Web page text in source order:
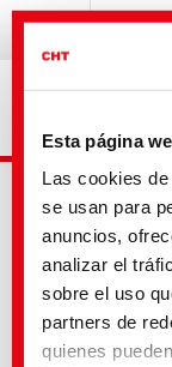
Esta página
Las cookies
se usan para
anuncios,
analizar el
sobre el uso
partners de
quienes
Busqueda